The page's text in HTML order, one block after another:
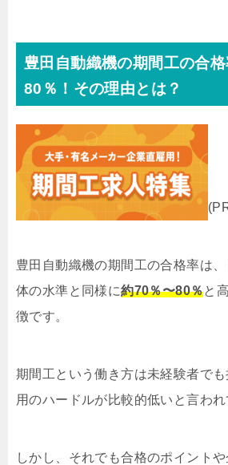
豊田自動織機の期間工の合
80％！その理由とは？
豊田自動織機の期間工の合格率は
体の水準と同様に約70％〜80％と
徴です。
期間工という働き方は未経験者で
用のハードルが比較的低いと言われ
しかし、それでも合格のポイント